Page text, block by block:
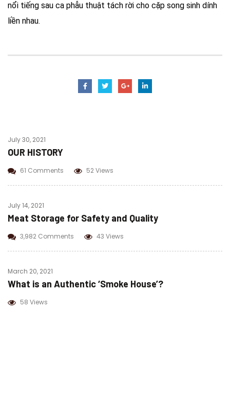
nổi tiếng sau ca phẫu thuật tách rời cho cặp song sinh dính
liền nhau.
July 30, 2021
OUR HISTORY
61 Comments 52 Views
July 14, 2021
Meat Storage for Safety and Quality
3,982 Comments 43 Views
March 20, 2021
What is an Authentic ‘Smoke House’?
58 Views